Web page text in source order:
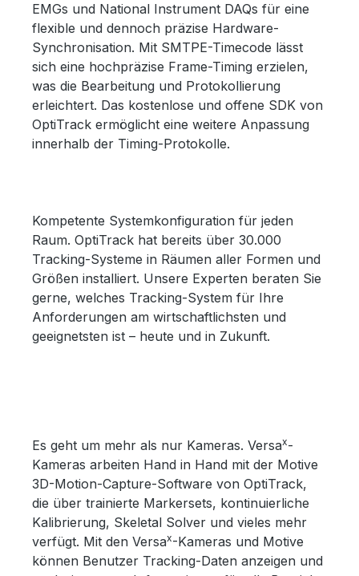
EMGs und National Instrument DAQs für eine
flexible und dennoch präzise Hardware-
Synchronisation. Mit SMTPE-Timecode lässt
sich eine hochpräzise Frame-Timing erzielen,
was die Bearbeitung und Protokollierung
erleichtert. Das kostenlose und offene SDK von
OptiTrack ermöglicht eine weitere Anpassung
innerhalb der Timing-Protokolle.
Kompetente Systemkonfiguration für jeden
Raum. OptiTrack hat bereits über 30.000
Tracking-Systeme in Räumen aller Formen und
Größen installiert. Unsere Experten beraten Sie
gerne, welches Tracking-System für Ihre
Anforderungen am wirtschaftlichsten und
geeignetsten ist – heute und in Zukunft.
Es geht um mehr als nur Kameras. Versax-
Kameras arbeiten Hand in Hand mit der Motive
3D-Motion-Capture-Software von OptiTrack,
die über trainierte Markersets, kontinuierliche
Kalibrierung, Skeletal Solver und vieles mehr
verfügt. Mit den Versax-Kameras und Motive
können Benutzer Tracking-Daten anzeigen und